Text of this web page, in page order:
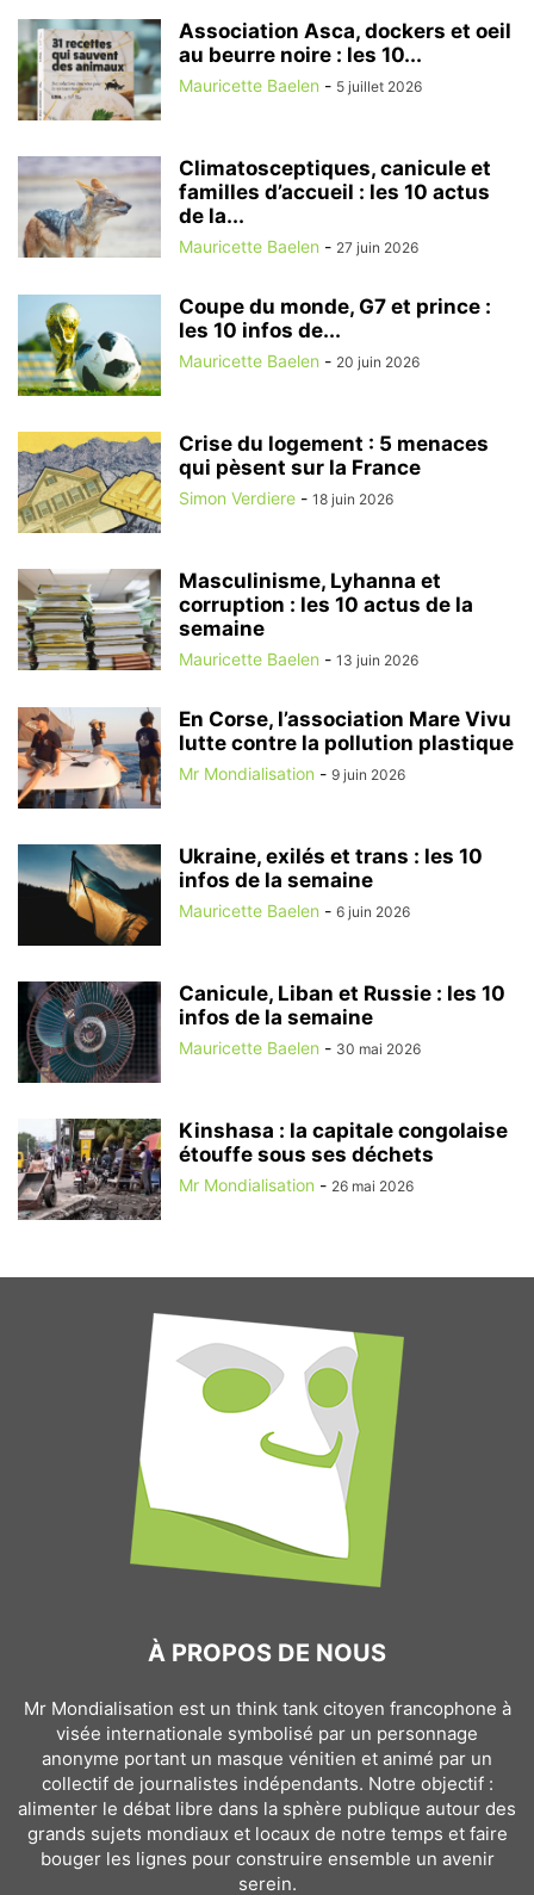
Association Asca, dockers et oeil
au beurre noire : les 10...
Mauricette Baelen - 5 juillet 2026
Climatosceptiques, canicule et
familles d’accueil : les 10 actus
de la...
Mauricette Baelen - 27 juin 2026
Coupe du monde, G7 et prince :
les 10 infos de...
Mauricette Baelen - 20 juin 2026
Crise du logement : 5 menaces
qui pèsent sur la France
Simon Verdiere - 18 juin 2026
Masculinisme, Lyhanna et
corruption : les 10 actus de la
semaine
Mauricette Baelen - 13 juin 2026
En Corse, l’association Mare Vivu
lutte contre la pollution plastique
Mr Mondialisation - 9 juin 2026
Ukraine, exilés et trans : les 10
infos de la semaine
Mauricette Baelen - 6 juin 2026
Canicule, Liban et Russie : les 10
infos de la semaine
Mauricette Baelen - 30 mai 2026
Kinshasa : la capitale congolaise
étouffe sous ses déchets
Mr Mondialisation - 26 mai 2026
À PROPOS DE NOUS
Mr Mondialisation est un think tank citoyen francophone à
visée internationale symbolisé par un personnage
anonyme portant un masque vénitien et animé par un
collectif de journalistes indépendants. Notre objectif :
alimenter le débat libre dans la sphère publique autour des
grands sujets mondiaux et locaux de notre temps et faire
bouger les lignes pour construire ensemble un avenir
serein.